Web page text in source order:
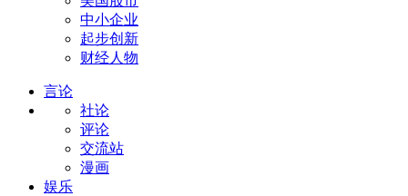
中小企业
起步创新
财经人物
言论
社论
评论
交流站
漫画
娱乐